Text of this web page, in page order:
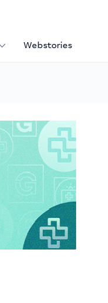
Webstories